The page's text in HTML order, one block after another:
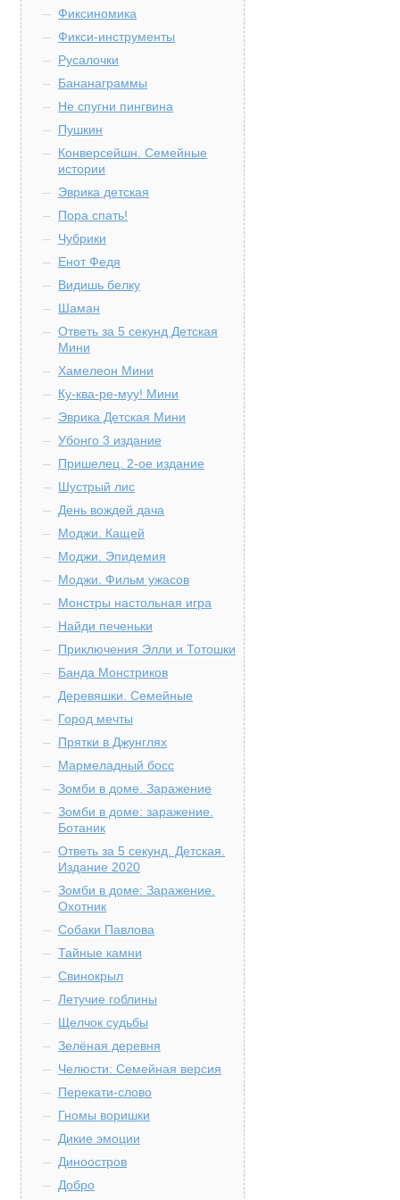
Фиксиномика
Фикси-инструменты
Русалочки
Бананаграммы
Не спугни пингвина
Пушкин
Конверсейшн. Семейные
истории
Эврика детская
Пора спать!
Чубрики
Енот Федя
Видишь белку
Шаман
Ответь за 5 секунд Детская
Мини
Хамелеон Мини
Ку-ква-ре-муу! Мини
Эврика Детская Мини
Убонго 3 издание
Пришелец. 2-ое издание
Шустрый лис
День вождей дача
Моджи. Кащей
Моджи. Эпидемия
Моджи. Фильм ужасов
Монстры настольная игра
Найди печеньки
Приключения Элли и Тотошки
Банда Монстриков
Деревяшки. Семейные
Город мечты
Прятки в Джунглях
Мармеладный босс
Зомби в доме. Заражение
Зомби в доме: заражение.
Ботаник
Ответь за 5 секунд. Детская.
Издание 2020
Зомби в доме: Заражение.
Охотник
Собаки Павлова
Тайные камни
Свинокрыл
Летучие гоблины
Щелчок судьбы
Зелёная деревня
Челюсти: Семейная версия
Перекати-слово
Гномы воришки
Дикие эмоции
Диноостров
Добро